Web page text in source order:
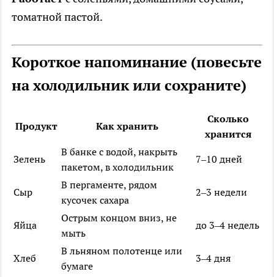
томатной пастой.
Короткое напоминание (повесьте
на холодильник или сохраните)
Продукт Как хранить
Сколько
хранится
Зелень
В банке с водой, накрыть
пакетом, в холодильник
7–10 дней
Сыр
В пергаменте, рядом
кусочек сахара
2–3 недели
Яйца
Острым концом вниз, не
мыть
до 3–4 недель
Хлеб
В льняном полотенце или
бумаге
3–4 дня